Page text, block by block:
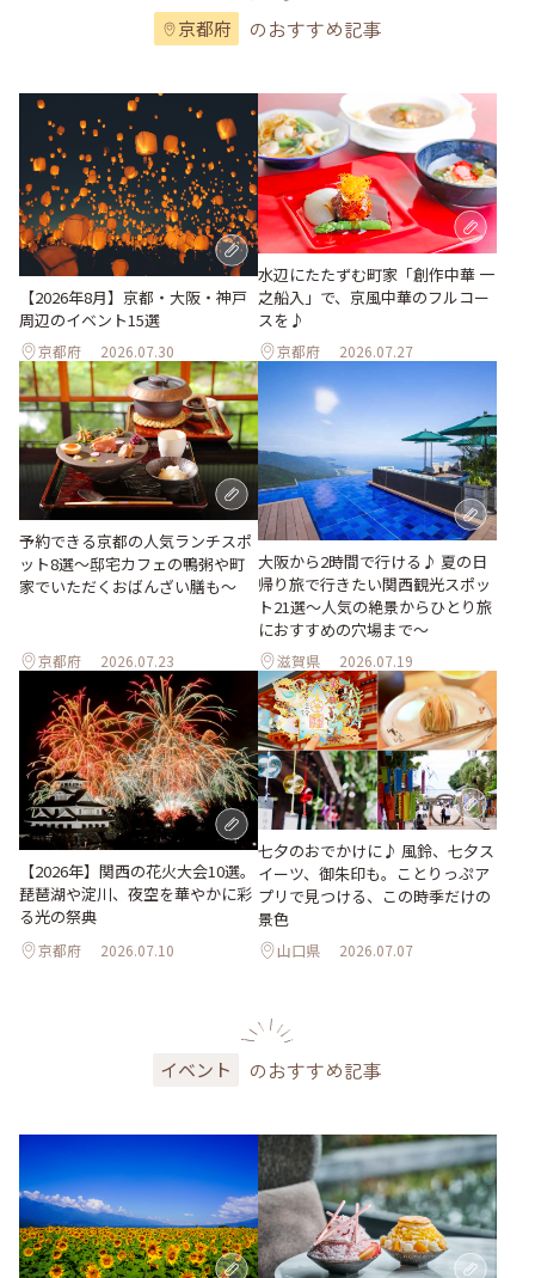
京都府 のおすすめ記事
【2026年8月】京都・大阪・神戸
周辺のイベント15選
京都府 2026.07.30
水辺にたたずむ町家「創作中華 一
之船入」で、京風中華のフルコー
スを♪
京都府 2026.07.27
予約できる京都の人気ランチスポ
ット8選～邸宅カフェの鴨粥や町
家でいただくおばんざい膳も～
京都府 2026.07.23
大阪から2時間で行ける♪ 夏の日
帰り旅で行きたい関西観光スポッ
ト21選～人気の絶景からひとり旅
におすすめの穴場まで～
滋賀県 2026.07.19
【2026年】関西の花火大会10選。
琵琶湖や淀川、夜空を華やかに彩
る光の祭典
京都府 2026.07.10
七夕のおでかけに♪ 風鈴、七夕ス
イーツ、御朱印も。ことりっぷア
プリで見つける、この時季だけの
景色
山口県 2026.07.07
イベント のおすすめ記事